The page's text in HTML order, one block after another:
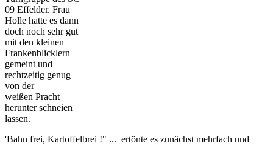
09 Effelder. Frau
Holle hatte es dann
doch noch sehr gut
mit den kleinen
Frankenblicklern
gemeint und
rechtzeitig genug
von der
weißen Pracht
herunter schneien
lassen.
'Bahn frei, Kartoffelbrei !" ... ertönte es zunächst mehrfach und